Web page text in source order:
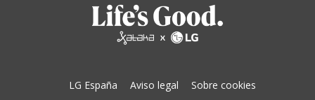
LG España Aviso legal Sobre cookies